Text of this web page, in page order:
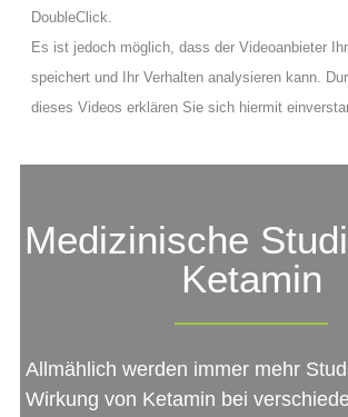
DoubleClick.
Es ist jedoch möglich, dass der Videoanbieter
speichert und Ihr Verhalten analysieren kann.
dieses Videos erklären Sie sich hiermit
Medizinische
Ketamin
Allmählich werden immer mehr
Wirkung von Ketamin bei